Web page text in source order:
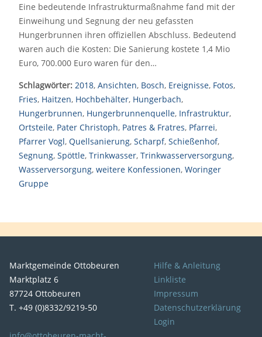
Eine bedeutende Infrastrukturmaßnahme fand mit der
Einweihung und Segnung der neu gefassten
Hungerbrunnen ihren offiziellen Abschluss. Bedeutend
waren auch die Kosten: Die Sanierung kostete 1,4 Mio
Euro, 700.000 Euro waren für den…
Schlagwörter: 2018, Ansichten, Bosch, Ereignisse, Fotos,
Fries, Haitzen, Hochbehälter, Hungerbach,
Hungerbrunnen, Hungerbrunnenquelle, Infrastruktur,
Ortsteile, Pater Christoph, Patres & Fratres, Pfarrei,
Pfarrer Vogl, Quellsanierung, Scharpf, Schießenhof,
Segnung, Spöttle, Trinkwasser, Trinkwasserversorgung,
Wasserversorgung, weitere Konfessionen, Woringer
Gruppe
Marktgemeinde Ottobeuren
Marktplatz 6
87724 Ottobeuren
T. +49 (0)8332/9219-50
Hilfe & Anleitung
Linkliste
Impressum
Datenschutzerklärung
Login